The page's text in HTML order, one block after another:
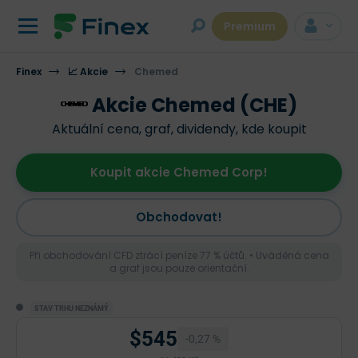
Premium
Finex 📈 Akcie Chemed
Akcie Chemed (CHE)
Aktuální cena, graf, dividendy, kde koupit
Obchodovat!
Koupit akcie Chemed Corp!
Při obchodování CFD ztrácí peníze 77 % účtů. • Uváděná cena
a graf jsou pouze orientační.
STAV TRHU NEZNÁMÝ
$545 -0,27 %